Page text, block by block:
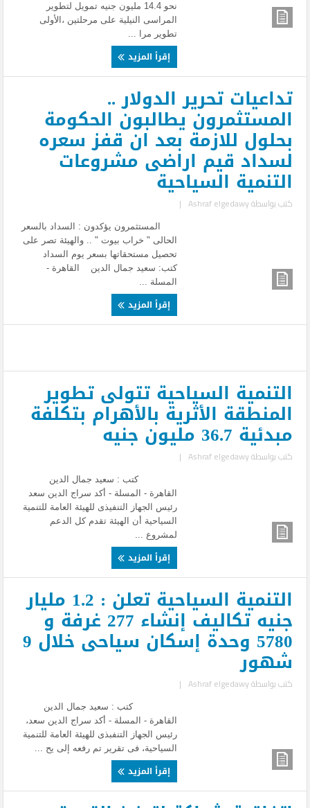
نحو 14.4 مليون جنيه تمويل لتطوير
المراسى النيلية على مرحلتين ،الأولى
تطوير مرا ...
إقرأ المزيد
تداعيات تحرير الدولار ..
المستثمرون يطالبون الحكومة
بحلول للازمة بعد ان قفز سعره
لسداد قيم اراضى مشروعات
التنمية السياحية
كتب بواسطةAshraf elgedawy
|
المستثمرون يؤكدون : السداد بالسعر
الحالى " خراب بيوت " .. والهيئة تصر على
تحصيل مستحقاتها بسعر يوم السداد
كتب: سعيد جمال الدين القاهرة -
المسلة ...
إقرأ المزيد
التنمية السياحية تتولى تطوير
المنطقة الأثرية بالأهرام بتكلفة
مبدئية 36.7 مليون جنيه
كتب بواسطةAshraf elgedawy
|
كتب : سعيد جمال الدين
القاهرة - المسلة - أكد سراج الدين سعد
رئيس الجهاز التنفيذى للهيئة العامة للتنمية
السياحية أن الهيئة تقدم كل الدعم
لمشروع ...
إقرأ المزيد
التنمية السياحية تعلن : 1.2 مليار
جنيه تكاليف إنشاء 277 غرفة و
5780 وحدة إسكان سياحى خلال 9
شهور
كتب بواسطةAshraf elgedawy
|
كتب : سعيد جمال الدين
القاهرة - المسلة - أكد سراج الدين سعد،
رئيس الجهاز التنفبذى للهيئة العامة للتنمية
السياحية، فى تقرير تم رفعه إلى يح ...
إقرأ المزيد